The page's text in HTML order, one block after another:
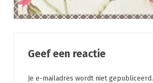
Geef een reactie
Je e-mailadres wordt niet gepubliceerd.